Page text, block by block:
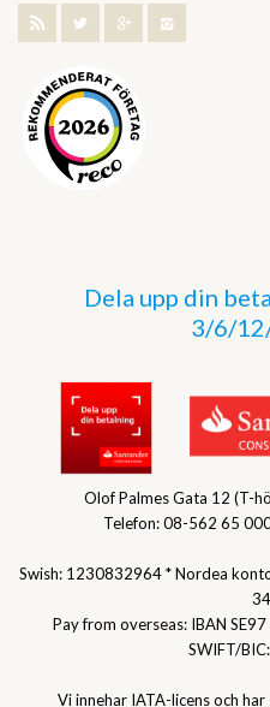
Dela upp din
3/6/
Olof Palmes Gata 12 (T-
Telefon: 08-562 65
Swish: 1230832964 * Nordea
Pay from overseas: IBAN
SWIFT/BIC:
Vi innehar IATA-licens och